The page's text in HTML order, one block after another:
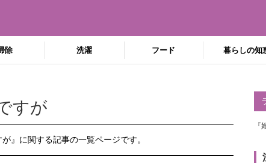
除 洗濯 フード 暮らしの知
すが
』に関する記事の一覧ページです。